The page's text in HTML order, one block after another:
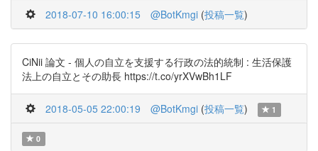
2018-07-10 16:00:15 @BotKmgi (投稿一覧)
CiNii 論文 - 個人の自立を支援する行政の法的統制 : 生活保護
法上の自立とその助長 https://t.co/yrXVwBh1LF
2018-05-05 22:00:19 @BotKmgi (投稿一覧) 1
0